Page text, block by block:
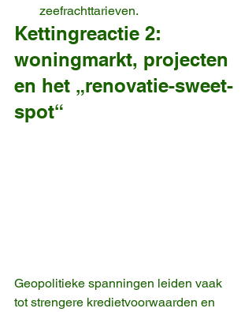
zeefrachttarieven.
Kettingreactie 2:
woningmarkt, projecten
en het „renovatie-sweet-
spot“
Geopolitieke spanningen leiden vaak
tot strengere kredietvoorwaarden en